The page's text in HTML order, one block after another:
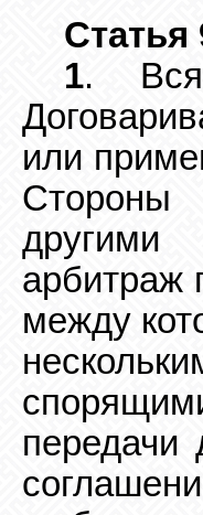
Статья
1.
или
Стороны
другими
арбитраж
между